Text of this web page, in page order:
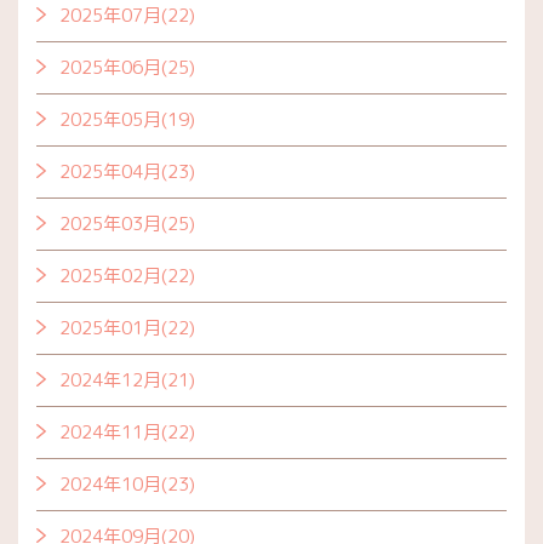
2025年07月(22)
2025年06月(25)
2025年05月(19)
2025年04月(23)
2025年03月(25)
2025年02月(22)
2025年01月(22)
2024年12月(21)
2024年11月(22)
2024年10月(23)
2024年09月(20)